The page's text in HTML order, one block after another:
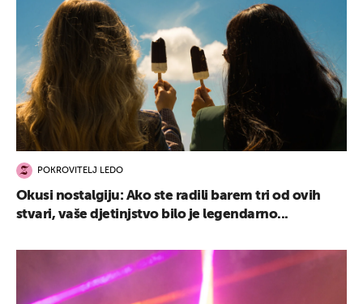
POKROVITELJ LEDO
Okusi nostalgiju: Ako ste radili barem tri od ovih
stvari, vaše djetinjstvo bilo je legendarno...